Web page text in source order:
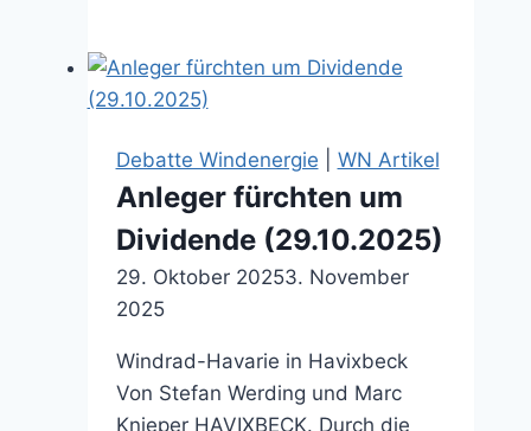
geplant
Debatte Windenergie
WN Artikel
Anleger fürchten um
Dividende (29.10.2025)
29. Oktober 20253. November
2025
Windrad-Havarie in Havixbeck
Von Stefan Werding und Marc
Knieper HAVIXBECK. Durch die